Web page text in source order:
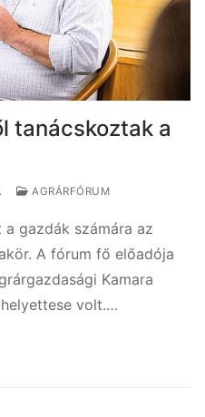
tanácskoztak a
AGRÁRFÓRUM
gazdák számára az
A fórum fő előadója
Kamara
volt.…